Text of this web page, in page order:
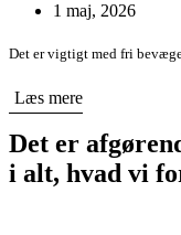
1 maj, 2026
Det er vigtigt med fri
Læs mere
Det er
i alt, hvad vi